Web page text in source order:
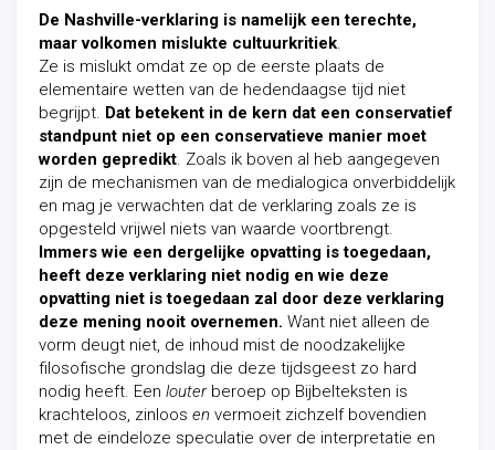
De Nashville-verklaring is namelijk een terechte,
maar volkomen mislukte cultuurkritiek.
Ze is mislukt omdat ze op de eerste plaats de
elementaire wetten van de hedendaagse tijd niet
begrijpt. Dat betekent in de kern dat een conservatief
standpunt niet op een conservatieve manier moet
worden gepredikt. Zoals ik boven al heb aangegeven
zijn de mechanismen van de medialogica onverbiddelijk
en mag je verwachten dat de verklaring zoals ze is
opgesteld vrijwel niets van waarde voortbrengt.
Immers wie een dergelijke opvatting is toegedaan,
heeft deze verklaring niet nodig en wie deze
opvatting niet is toegedaan zal door deze verklaring
deze mening nooit overnemen. Want niet alleen de
vorm deugt niet, de inhoud mist de noodzakelijke
filosofische grondslag die deze tijdsgeest zo hard
nodig heeft. Een louterberoep op Bijbelteksten is
krachteloos, zinloos en vermoeit zichzelf bovendien
met de eindeloze speculatie over de interpretatie en